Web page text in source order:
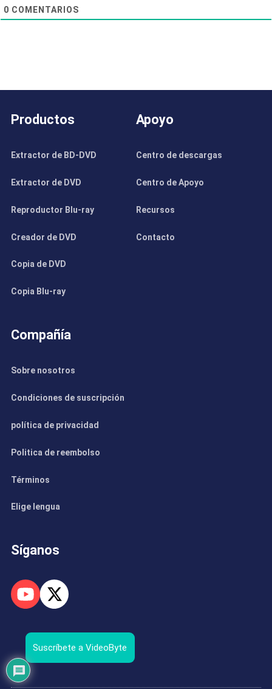
0 COMENTARIOS
Productos
Extractor de BD-DVD
Extractor de DVD
Reproductor Blu-ray
Creador de DVD
Copia de DVD
Copia Blu-ray
Apoyo
Centro de descargas
Centro de Apoyo
Recursos
Contacto
Compañía
Sobre nosotros
Condiciones de suscripción
política de privacidad
Politica de reembolso
Términos
Elige lengua
Síganos
Suscríbete a VideoByte